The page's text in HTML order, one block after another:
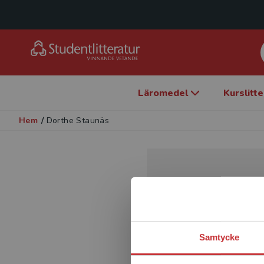
Samtycke
Läromedel
Hem / Dorthe Staunäs